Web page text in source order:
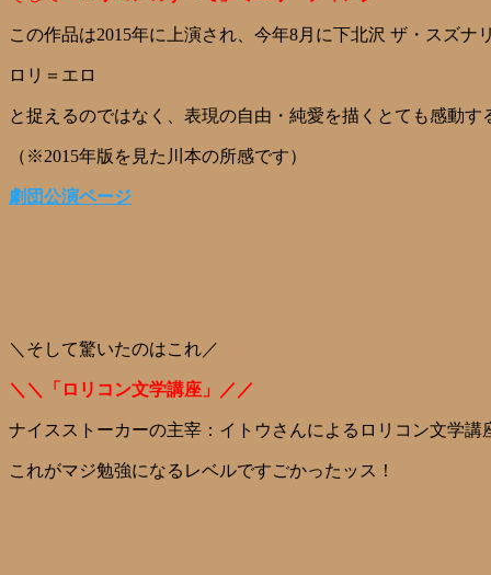
この作品は2015年に上演され、今年8月に下北沢 ザ・スズナ
ロリ＝エロ
と捉えるのではなく、表現の自由・純愛を描くとても感動す
（※2015年版を見た川本の所感です）
劇団公演ページ
＼そして驚いたのはこれ／
＼＼「ロリコン文学講座」／／
ナイスストーカーの主宰：イトウさんによるロリコン文学講
これがマジ勉強になるレベルですごかったッス！